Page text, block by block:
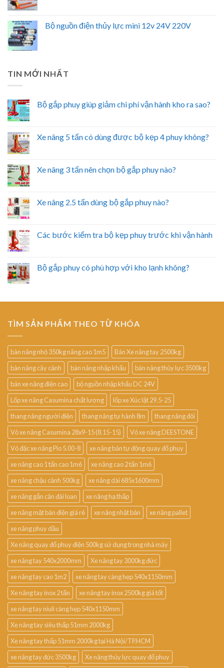
Bộ nguồn điện thủy lực mini 12v 24V 220V
TIN MỚI NHẤT
Bộ gắp phuy giúp giảm chi phí vận hành kho ra sao?
Xe nâng 5 tấn có dùng được bộ kẹp 4 phuy không?
Xe nâng 3 tấn nên chọn bộ gắp phuy nào?
Xe nâng 2.5 tấn dùng bộ gắp phuy nào?
Các bước kiểm tra bộ kẹp phuy trước khi vận hành
Bộ gắp phuy có phù hợp với kho lạnh không?
TÌM SẢN PHẨM THEO TỪ KHÓA
bàn nâng nhỏ 350kg nâng cao 1m5
Bán Xe nâng tay 2500kg
bàn nâng cây cảnh
bàn nâng nhập khẩu
bàn nâng thủy lực 3500kg
bán xe nâng điện cao
bộ nguồn nhập khẩu DC 24V
Lốp xe nâng Casumina chất lượng
lốp xe Xúc lật 29.5-25
thang nâng người điện
thang nâng tự hành 8m
thang nâng đôi
Vỏ xe nâng Casumina 28x9-15 (8.15-15)
Vỏ xe nâng DEESTONE
Vỏ đặc xe nâng Pio 5.00-8
xe nâng bán tự động quay đổ phuy
xe nâng cao 1 tấn cao 1m6
xe nâng cao 2 tấn 1m6
xe nâng chậu cảnh 500kg
xe nâng dài 685x1600mm
xe nâng gắn cân đài loan
xe nâng hạ thấp
xe nâng mặt bàn điện giá rẻ
xe nâng nhật bản
xe nâng pallet
xe nâng phuy dầu
Xe nâng quay đổ phuy điện 500kg sử dụng trong nhà máy
xe nâng tay 540x2000mm
Xe nâng tay 3000kg đức
xe nâng tay cao 1m2
xe nâng tay càng hẹp 540x1150mm
Xe nâng tay inox 2 tấn
xe nâng tay inox 2500kg giá tốt
xe nâng tay niuli càng hẹp 540x1150mm
Xe nâng tay siêu thấp 51mm 2000kg
Xe nâng tay thấp 51mm 2000kg tại Hà Nội/TP.HCM
xe nâng tay đức 3500kg
Xe nâng thủy lực quay đổ phuy